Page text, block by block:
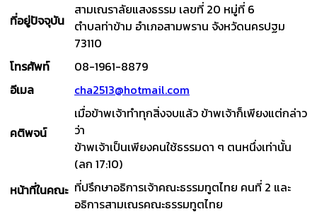
ที่อยู่ปัจจุบัน
สามเณราลัยแสงธรรม เลขที่ 20 หมู่ที่ 6
ตำบลท่าข้าม อำเภอสามพราน จังหวัดนครปฐม
73110
โทรศัพท์
08-1961-8879
อีเมล
cha2513@hotmail.com
คติพจน์
เมื่อข้าพเจ้าทำทุกสิ่งจบแล้ว ข้าพเจ้าก็เพียงแต่กล่าว
ว่า
ข้าพเจ้าเป็นเพียงคนใช้ธรรมดา ๆ ตนหนึ่งเท่านั้น
(ลก 17:10)
หน้าที่ในคณะ ที่ปรึกษาอธิการเจ้าคณะธรรมทูตไทย คนที่ 2 และ
อธิการสามเณรคณะธรรมทูตไทย